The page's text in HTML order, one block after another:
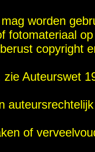
worden
fotomateriaal
copyright
Auteurswet
of